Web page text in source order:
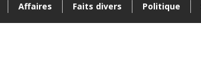
Affaires Faits divers Politique